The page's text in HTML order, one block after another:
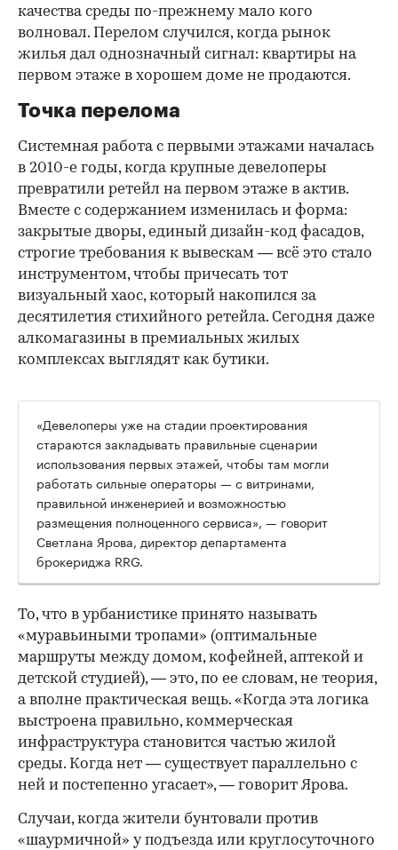
качества среды по-прежнему мало кого
волновал. Перелом случился, когда рынок
жилья дал однозначный сигнал: квартиры на
первом этаже в хорошем доме не продаются.
Точка перелома
Системная работа с первыми этажами началась
в 2010-е годы, когда крупные девелоперы
превратили ретейл на первом этаже в актив.
Вместе с содержанием изменилась и форма:
закрытые дворы, единый дизайн-код фасадов,
строгие требования к вывескам — всё это стало
инструментом, чтобы причесать тот
визуальный хаос, который накопился за
десятилетия стихийного ретейла. Сегодня даже
алкомагазины в премиальных жилых
комплексах выглядят как бутики.
00:00
«Девелоперы уже на стадии проектирования
стараются закладывать правильные сценарии
использования первых этажей, чтобы там могли
работать сильные операторы — с витринами,
правильной инженерией и возможностью
размещения полноценного сервиса», — говорит
Светлана Ярова, директор департамента
брокериджа RRG.
То, что в урбанистике принято называть
«муравьиными тропами» (оптимальные
маршруты между домом, кофейней, аптекой и
детской студией), — это, по ее словам, не теория,
а вполне практическая вещь. «Когда эта логика
выстроена правильно, коммерческая
инфраструктура становится частью жилой
среды. Когда нет — существует параллельно с
ней и постепенно угасает», — говорит Ярова.
Случаи, когда жители бунтовали против
«шаурмичной» у подъезда или круглосуточного